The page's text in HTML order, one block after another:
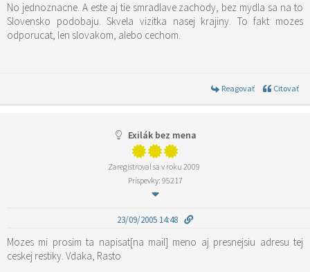
No jednoznacne. A este aj tie smradlave zachody, bez mydla sa na to
Slovensko podobaju. Skvela vizitka nasej krajiny. To fakt mozes
odporucat, len slovakom, alebo cechom.
Reagovať Citovať
Exilák bez mena
Zaregistroval sa v roku 2009
Príspevky: 95217
23/09/2005 14:48
Mozes mi prosim ta napisat[na mail] meno aj presnejsiu adresu tej
ceskej restiky. Vdaka, Rasto